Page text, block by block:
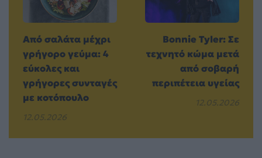
Από σαλάτα μέχρι
γρήγορο γεύμα: 4
εύκολες και
γρήγορες συνταγές
με κοτόπουλο
12.05.2026
Bonnie Tyler: Σε
τεχνητό κώμα μετά
από σοβαρή
περιπέτεια υγείας
12.05.2026